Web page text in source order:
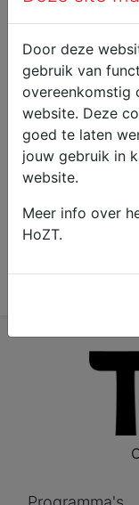
Door deze
gebruik van
overeenkomstig
website. Deze
goed te laten
jouw gebruik in
website.
Meer info over
HoZT.